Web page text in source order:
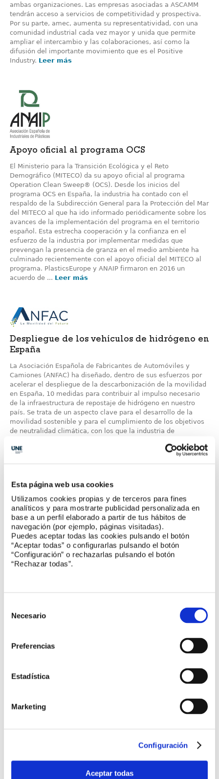
Esta página web usa cookies
Utilizamos cookies propias y de terceros para fines
analíticos y para mostrarte publicidad personalizada en
base a un perfil elaborado a partir de tus hábitos de
navegación (por ejemplo, páginas visitadas).
Puedes aceptar todas las cookies pulsando el botón
“Aceptar todas” o configurarlas pulsando el botón
“Configuración” o rechazarlas pulsando el botón
“Rechazar todas”.
Necesario
Preferencias
Estadística
Marketing
Configuración
Aceptar todas
ambas organizaciones. Las empresas asociadas a ASCAMM
tendrán acceso a servicios de competitividad y prospectiva.
Por su parte, amec, aumenta su representatividad, con una
comunidad industrial cada vez mayor y unida que permite
ampliar el intercambio y las colaboraciones, así como la
difusión del importante movimiento que es el Positive
Industry. Leer más
Apoyo oficial al programa OCS
El Ministerio para la Transición Ecológica y el Reto
Demográfico (MITECO) da su apoyo oficial al programa
Operation Clean Sweep® (OCS). Desde los inicios del
programa OCS en España, la industria ha contado con el
respaldo de la Subdirección General para la Protección del Mar
del MITECO al que ha ido informado periódicamente sobre los
avances de la implementación del programa en el territorio
español. Esta estrecha cooperación y la confianza en el
esfuerzo de la industria por implementar medidas que
prevengan la presencia de granza en el medio ambiente ha
culminado recientemente con el apoyo oficial del MITECO al
programa. PlasticsEurope y ANAIP firmaron en 2016 un
acuerdo de ... Leer más
Despliegue de los vehículos de hidrógeno en
España
La Asociación Española de Fabricantes de Automóviles y
Camiones (ANFAC) ha diseñado, dentro de sus esfuerzos por
acelerar el despliegue de la descarbonización de la movilidad
en España, 10 medidas para contribuir al impulso necesario
de la infraestructura de repostaje de hidrógeno en nuestro
país. Se trata de un aspecto clave para el desarrollo de la
movilidad sostenible y para el cumplimiento de los objetivos
de neutralidad climática, con los que la industria de
la compra de vehículos; ayuda para el desarrollo de la
Futuro Reglamento de Alumbrado Exterior
La Asociación Española de Fabricantes de Iluminación
ANFALUM) ha participado con su visión y mejoras técnicas en
las situaciones que se dan en alumbrado exterior y que
inciden en la eficiencia energética, el buen mantenimiento de
lumínica.
Presenta el Estudio Económico del sector
las cifras y datos más relevantes de 2020. Por actividades, el
registrar un leve crecimiento del 0,9 % respecto al año
anterior. Igualmente, el área de Sistemas y Alarmas